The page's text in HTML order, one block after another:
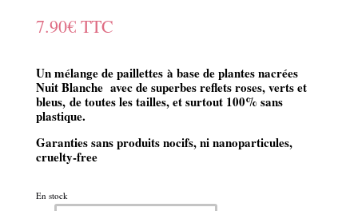
7.90€ TTC
Un mélange de paillettes à base de plantes nacrées
Nuit Blanche avec de superbes reflets roses, verts et
bleus, de toutes les tailles, et surtout 100% sans
plastique.
Garanties sans produits nocifs, ni nanoparticules,
cruelty-free
En stock